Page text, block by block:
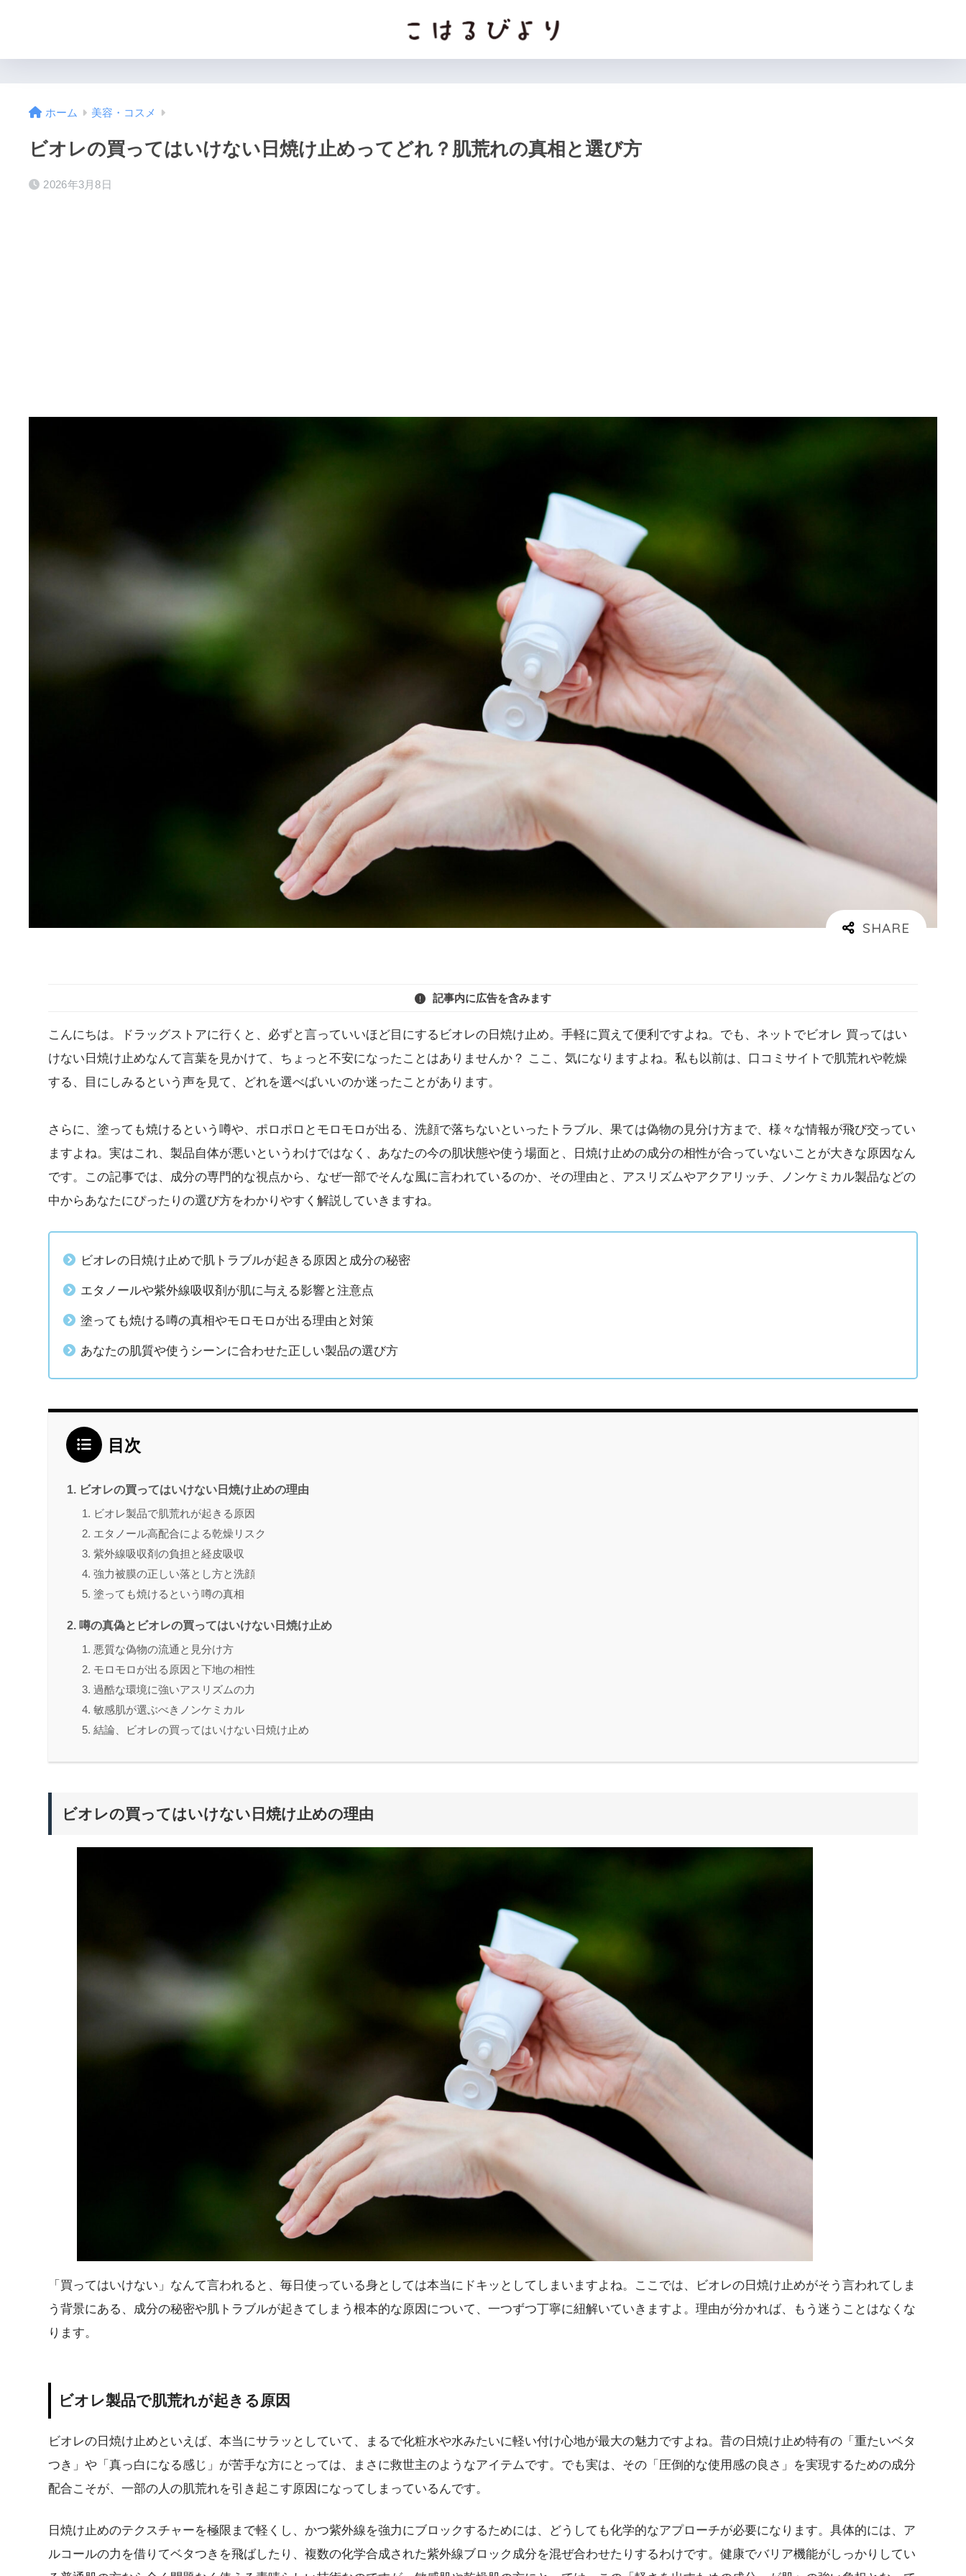
ホーム 美容・コスメ
ビオレの買ってはいけない日焼け止めってどれ？肌荒れの真相と選び方
2026年3月8日
記事内に広告を含みます
こんにちは。ドラッグストアに行くと、必ずと言っていいほど目にするビオレの日焼け止め。手軽に買えて便利ですよね。でも、ネットでビオレ 買ってはい
けない日焼け止めなんて言葉を見かけて、ちょっと不安になったことはありませんか？ ここ、気になりますよね。私も以前は、口コミサイトで肌荒れや乾燥
する、目にしみるという声を見て、どれを選べばいいのか迷ったことがあります。
さらに、塗っても焼けるという噂や、ポロポロとモロモロが出る、洗顔で落ちないといったトラブル、果ては偽物の見分け方まで、様々な情報が飛び交ってい
ますよね。実はこれ、製品自体が悪いというわけではなく、あなたの今の肌状態や使う場面と、日焼け止めの成分の相性が合っていないことが大きな原因なん
です。この記事では、成分の専門的な視点から、なぜ一部でそんな風に言われているのか、その理由と、アスリズムやアクアリッチ、ノンケミカル製品などの
中からあなたにぴったりの選び方をわかりやすく解説していきますね。
ビオレの日焼け止めで肌トラブルが起きる原因と成分の秘密
エタノールや紫外線吸収剤が肌に与える影響と注意点
塗っても焼ける噂の真相やモロモロが出る理由と対策
あなたの肌質や使うシーンに合わせた正しい製品の選び方
目次
ビオレの買ってはいけない日焼け止めの理由
ビオレ製品で肌荒れが起きる原因
エタノール高配合による乾燥リスク
紫外線吸収剤の負担と経皮吸収
強力被膜の正しい落とし方と洗顔
塗っても焼けるという噂の真相
噂の真偽とビオレの買ってはいけない日焼け止め
悪質な偽物の流通と見分け方
モロモロが出る原因と下地の相性
過酷な環境に強いアスリズムの力
敏感肌が選ぶべきノンケミカル
結論、ビオレの買ってはいけない日焼け止め
ビオレの買ってはいけない日焼け止めの理由
「買ってはいけない」なんて言われると、毎日使っている身としては本当にドキッとしてしまいますよね。ここでは、ビオレの日焼け止めがそう言われてしま
う背景にある、成分の秘密や肌トラブルが起きてしまう根本的な原因について、一つずつ丁寧に紐解いていきますよ。理由が分かれば、もう迷うことはなくな
ります。
ビオレ製品で肌荒れが起きる原因
ビオレの日焼け止めといえば、本当にサラッとしていて、まるで化粧水や水みたいに軽い付け心地が最大の魅力ですよね。昔の日焼け止め特有の「重たいベタ
つき」や「真っ白になる感じ」が苦手な方にとっては、まさに救世主のようなアイテムです。でも実は、その「圧倒的な使用感の良さ」を実現するための成分
配合こそが、一部の人の肌荒れを引き起こす原因になってしまっているんです。
日焼け止めのテクスチャーを極限まで軽くし、かつ紫外線を強力にブロックするためには、どうしても化学的なアプローチが必要になります。具体的には、ア
ルコールの力を借りてベタつきを飛ばしたり、複数の化学合成された紫外線ブロック成分を混ぜ合わせたりするわけです。健康でバリア機能がしっかりしてい